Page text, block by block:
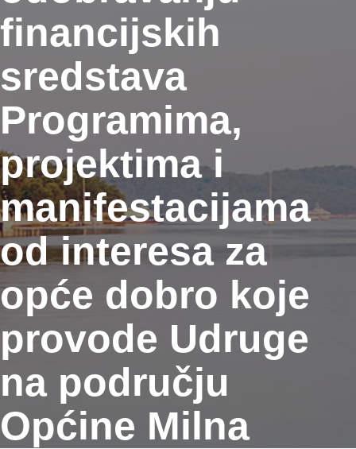
financijskih
sredstava
Programima,
projektima i
manifestacijama
od interesa za
opće dobro koje
provode Udruge
na području
Općine Milna